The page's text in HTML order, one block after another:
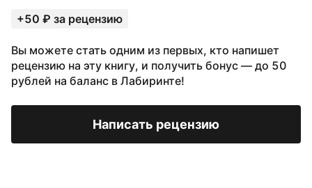
+50 ₽ за рецензию
Вы можете стать одним из первых, кто напишет
рецензию на эту книгу, и получить бонус — до 50
рублей на баланс в Лабиринте!
Написать рецензию